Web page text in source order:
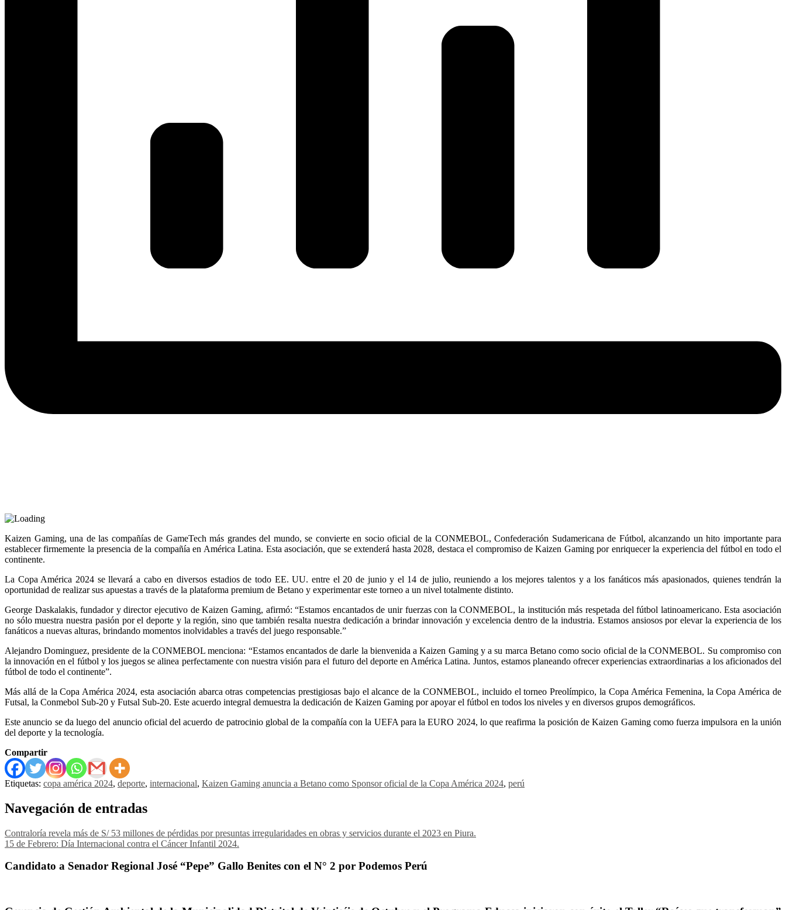
Kaizen Gaming, una de las compañías de GameTech más grandes del mundo, se convierte en socio oficial de la CONMEBOL, Confederación Sudamericana de Fútbol, alcanzando un hito importante para
establecer firmemente la presencia de la compañía en América Latina. Esta asociación, que se extenderá hasta 2028, destaca el compromiso de Kaizen Gaming por enriquecer la experiencia del fútbol en todo el
continente.
La Copa América 2024 se llevará a cabo en diversos estadios de todo EE. UU. entre el 20 de junio y el 14 de julio, reuniendo a los mejores talentos y a los fanáticos más apasionados, quienes tendrán la
oportunidad de realizar sus apuestas a través de la plataforma premium de Betano y experimentar este torneo a un nivel totalmente distinto.
George Daskalakis, fundador y director ejecutivo de Kaizen Gaming, afirmó: “Estamos encantados de unir fuerzas con la CONMEBOL, la institución más respetada del fútbol latinoamericano. Esta asociación
no sólo muestra nuestra pasión por el deporte y la región, sino que también resalta nuestra dedicación a brindar innovación y excelencia dentro de la industria. Estamos ansiosos por elevar la experiencia de los
fanáticos a nuevas alturas, brindando momentos inolvidables a través del juego responsable.”
Alejandro Dominguez, presidente de la CONMEBOL menciona: “Estamos encantados de darle la bienvenida a Kaizen Gaming y a su marca Betano como socio oficial de la CONMEBOL. Su compromiso con
la innovación en el fútbol y los juegos se alinea perfectamente con nuestra visión para el futuro del deporte en América Latina. Juntos, estamos planeando ofrecer experiencias extraordinarias a los aficionados del
fútbol de todo el continente”.
Más allá de la Copa América 2024, esta asociación abarca otras competencias prestigiosas bajo el alcance de la CONMEBOL, incluido el torneo Preolímpico, la Copa América Femenina, la Copa América de
Futsal, la Conmebol Sub-20 y Futsal Sub-20. Este acuerdo integral demuestra la dedicación de Kaizen Gaming por apoyar el fútbol en todos los niveles y en diversos grupos demográficos.
Este anuncio se da luego del anuncio oficial del acuerdo de patrocinio global de la compañía con la UEFA para la EURO 2024, lo que reafirma la posición de Kaizen Gaming como fuerza impulsora en la unión
del deporte y la tecnología.
Compartir
Etiquetas: copa américa 2024, deporte, internacional, Kaizen Gaming anuncia a Betano como Sponsor oficial de la Copa América 2024, perú
Navegación de entradas
Contraloría revela más de S/ 53 millones de pérdidas por presuntas irregularidades en obras y servicios durante el 2023 en Piura.
15 de Febrero: Día Internacional contra el Cáncer Infantil 2024.
Candidato a Senador Regional José “Pepe” Gallo Benites con el N° 2 por Podemos Perú